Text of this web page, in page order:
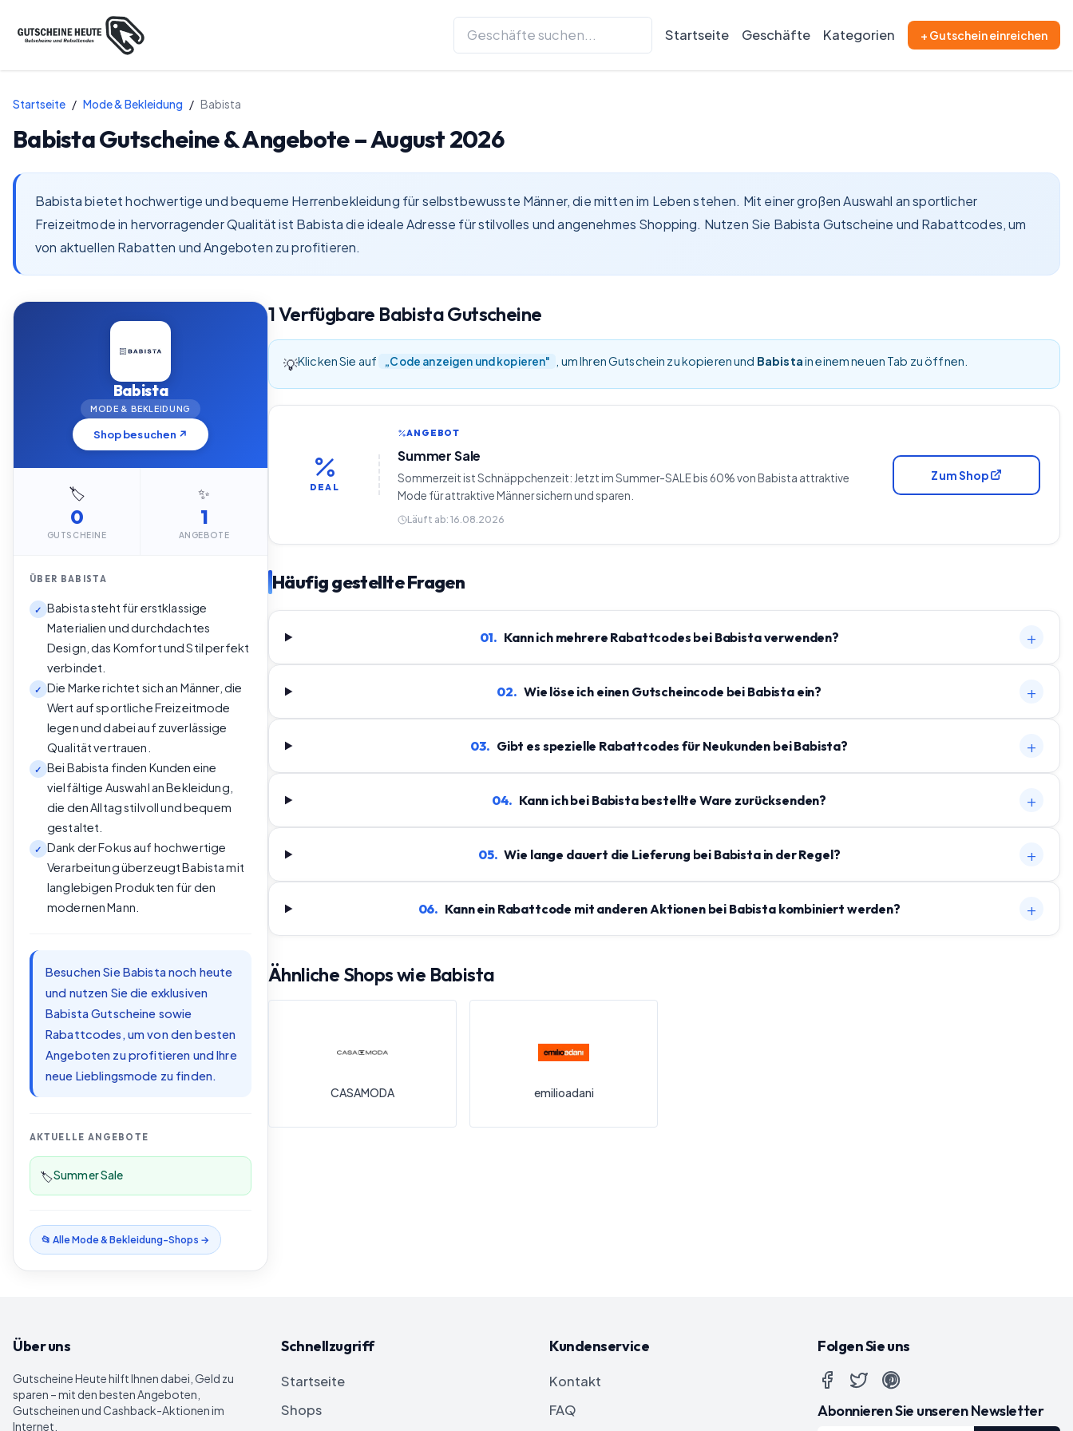
Startseite Geschäfte Kategorien + Gutschein einreichen
Startseite / Mode & Bekleidung / Babista
BabistaGutscheine & Angebote –August 2026
Babista bietet hochwertige und bequeme Herrenbekleidung für selbstbewusste Männer, die mitten im Leben stehen. Mit einer großen Auswahl an sportlicher
Freizeitmode in hervorragender Qualität ist Babista die ideale Adresse für stilvolles und angenehmes Shopping. Nutzen Sie Babista Gutscheine und Rabattcodes, um
von aktuellen Rabatten und Angeboten zu profitieren.
Babista
MODE & BEKLEIDUNG
Shop besuchen ↗
🏷️
0
GUTSCHEINE
✨
1
ANGEBOTE
ÜBER BABISTA
✓
Babista steht für erstklassige
Materialien und durchdachtes
Design, das Komfort und Stil perfekt
verbindet.
✓
Die Marke richtet sich an Männer, die
Wert auf sportliche Freizeitmode
legen und dabei auf zuverlässige
Qualität vertrauen.
✓
Bei Babista finden Kunden eine
vielfältige Auswahl an Bekleidung,
die den Alltag stilvoll und bequem
gestaltet.
✓
Dank der Fokus auf hochwertige
Verarbeitung überzeugt Babista mit
langlebigen Produkten für den
modernen Mann.
Besuchen Sie Babista noch heute
und nutzen Sie die exklusiven
Babista Gutscheine sowie
Rabattcodes, um von den besten
Angeboten zu profitieren und Ihre
neue Lieblingsmode zu finden.
AKTUELLE ANGEBOTE
🏷️Summer Sale
📂 AlleMode & Bekleidung-Shops →
1Verfügbare BabistaGutscheine
💡Klicken Sie auf „Code anzeigen und kopieren" , um Ihren Gutschein zu kopieren und Babistain einem neuen Tab zu öffnen.
DEAL
ANGEBOT
Summer Sale
Sommerzeit ist Schnäppchenzeit: Jetzt im Summer-SALE bis 60% von Babista attraktive
Mode für attraktive Männer sichern und sparen.
Läuft ab: 16.08.2026
Zum Shop
Häufig gestellte Fragen
01. Kann ich mehrere Rabattcodes bei Babista verwenden? +
02. Wie löse ich einen Gutscheincode bei Babista ein? +
03. Gibt es spezielle Rabattcodes für Neukunden bei Babista? +
04. Kann ich bei Babista bestellte Ware zurücksenden? +
05. Wie lange dauert die Lieferung bei Babista in der Regel? +
06. Kann ein Rabattcode mit anderen Aktionen bei Babista kombiniert werden? +
Ähnliche Shops wie Babista
CASAMODA emilioadani
Über uns
Gutscheine Heutehilft Ihnen dabei, Geld zu
sparen – mit den besten Angeboten,
Gutscheinen und Cashback-Aktionen im
Internet.
Schnellzugriff
Startseite
Shops
Kundenservice
Kontakt
FAQ
Folgen Sie uns
Abonnieren Sie unseren Newsletter